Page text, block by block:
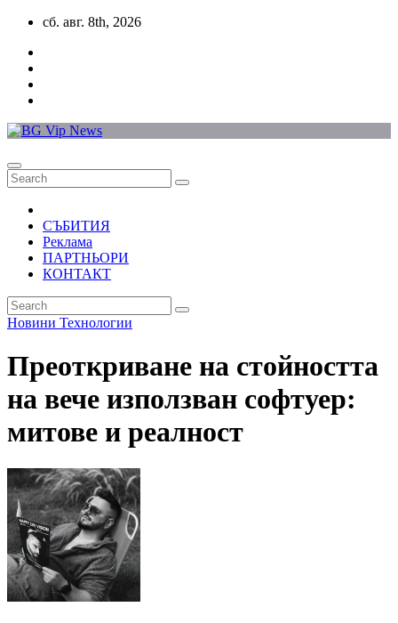
Skip
content
сб. авг. 8th, 2026
СЪБИТИЯ
Реклама
ПАРТНЬОРИ
КОНТАКТ
Новини Технологии
Преоткриване на стойността
на вече използван софтуер:
митове и реалност